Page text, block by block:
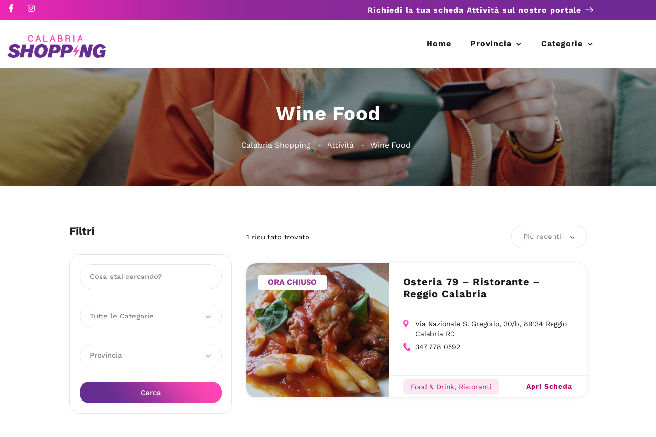
Richiedi la tua scheda Attività sul nostro portale
Home Provincia Categorie
Wine Food
Calabria Shopping Attività Wine Food
Filtri
Tutte le Categorie
Provincia
Cerca
1 risultato trovato Più recenti
ORA CHIUSO
Osteria 79 – Ristorante –
Reggio Calabria
Via Nazionale S. Gregorio, 30/b, 89134 Reggio
Calabria RC
347 778 0592
Food & Drink, Ristoranti Apri Scheda